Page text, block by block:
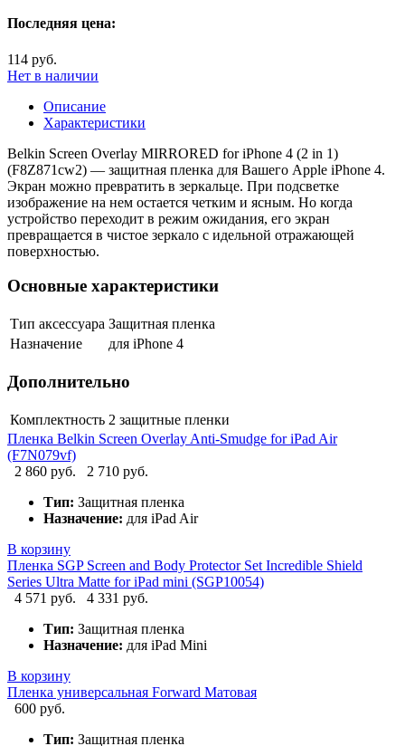
Последняя цена:
114 руб.
Нет в наличии
Описание
Характеристики
Belkin Screen Overlay MIRRORED for iPhone 4 (2 in 1)
(F8Z871cw2) — защитная пленка для Вашего Apple iPhone 4.
Экран можно превратить в зеркальце. При подсветке
изображение на нем остается четким и ясным. Но когда
устройство переходит в режим ожидания, его экран
превращается в чистое зеркало с идельной отражающей
поверхностью.
Основные характеристики
Тип аксессуара Защитная пленка
Назначение
для iPhone 4
Дополнительно
Комплектность 2 защитные пленки
Пленка Belkin Screen Overlay Anti-Smudge for iPad Air
(F7N079vf)
2 860 руб.
2 710 руб.
Тип: Защитная пленка
Назначение: для iPad Air
В корзину
Пленка SGP Screen and Body Protector Set Incredible Shield
Series Ultra Matte for iPad mini (SGP10054)
4 571 руб.
4 331 руб.
Тип: Защитная пленка
Назначение: для iPad Mini
В корзину
Пленка универсальная Forward Матовая
600 руб.
Тип: Защитная пленка